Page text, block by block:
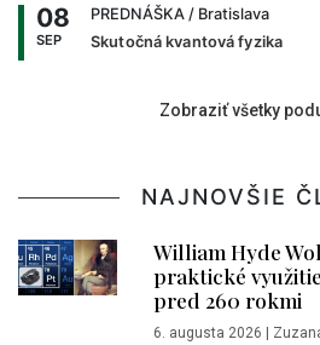
08
SEP
PREDNÁŠKA / Bratislava
Skutočná kvantová fyzika
Zobraziť všetky
NAJNOVŠIE
William Hyde
praktické
pred 260 rokmi
6. augusta 2026 |